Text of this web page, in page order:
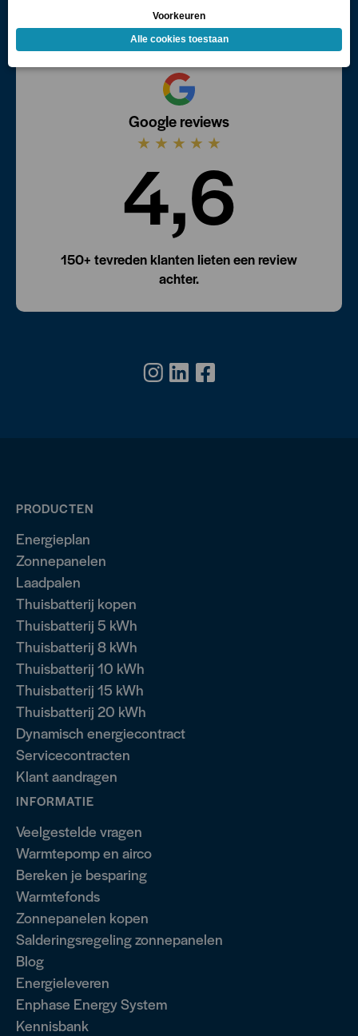
Google reviews
★ ★ ★ ★ ★
4,6
150+ tevreden klanten lieten een review
achter.
PRODUCTEN
Energieplan
Zonnepanelen
Laadpalen
Thuisbatterij kopen
Thuisbatterij 5 kWh
Thuisbatterij 8 kWh
Thuisbatterij 10 kWh
Thuisbatterij 15 kWh
Thuisbatterij 20 kWh
Dynamisch energiecontract
Servicecontracten
Klant aandragen
INFORMATIE
Veelgestelde vragen
Warmtepomp en airco
Bereken je besparing
Warmtefonds
Zonnepanelen kopen
Salderingsregeling zonnepanelen
Blog
Energieleveren
Enphase Energy System
Kennisbank